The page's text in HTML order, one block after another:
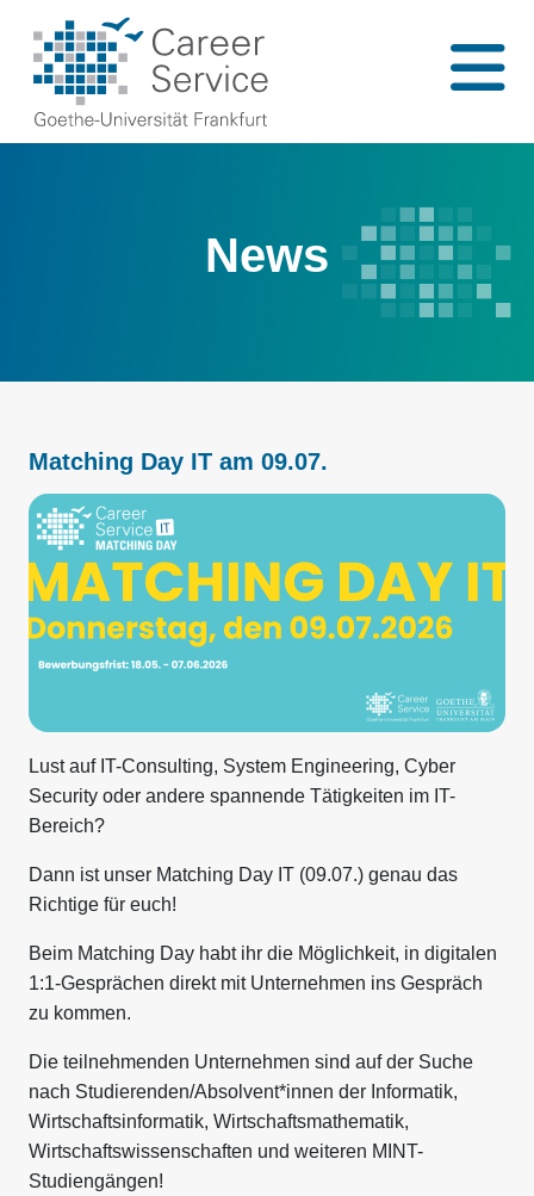
News
Matching Day IT am 09.07.
Lust auf IT-Consulting, System Engineering, Cyber
Security oder andere spannende Tätigkeiten im IT-
Bereich?
Dann ist unser Matching Day IT (09.07.) genau das
Richtige für euch!
Beim Matching Day habt ihr die Möglichkeit, in digitalen
1:1-Gesprächen direkt mit Unternehmen ins Gespräch
zu kommen.
Die teilnehmenden Unternehmen sind auf der Suche
nach Studierenden/Absolvent*innen der Informatik,
Wirtschaftsinformatik, Wirtschaftsmathematik,
Wirtschaftswissenschaften und weiteren MINT-
Studiengängen!